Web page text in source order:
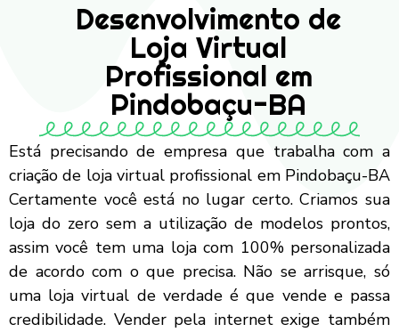
Desenvolvimento de
Loja Virtual
Profissional em
Pindobaçu-BA
Está precisando de empresa que trabalha com a
criação de loja virtual profissional em Pindobaçu-BA
Certamente você está no lugar certo. Criamos sua
loja do zero sem a utilização de modelos prontos,
assim você tem uma loja com 100% personalizada
de acordo com o que precisa. Não se arrisque, só
uma loja virtual de verdade é que vende e passa
credibilidade. Vender pela internet exige também